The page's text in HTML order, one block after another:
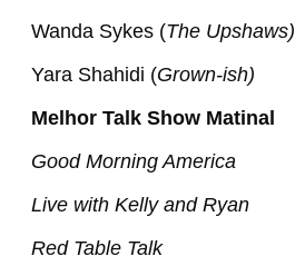
Wanda Sykes (The Upshaws)
Yara Shahidi (Grown-ish)
Melhor Talk Show Matinal
Good Morning America
Live with Kelly and Ryan
Red Table Talk